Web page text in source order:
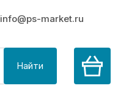
info@ps-market.ru
Найти